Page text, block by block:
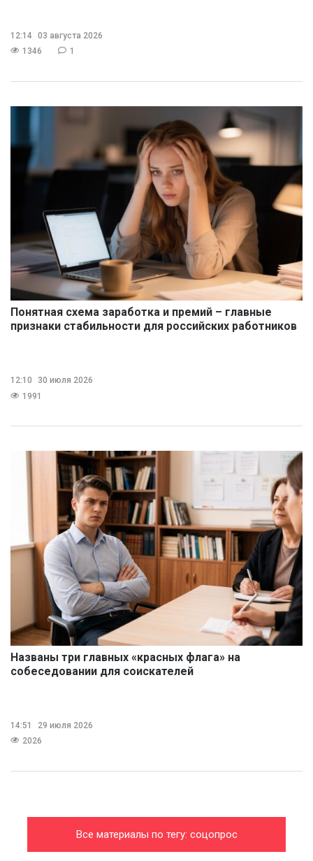
12:14
03 августа 2026
1346
1
Понятная схема заработка и премий – главные
признаки стабильности для российских работников
12:10
30 июля 2026
1991
Названы три главных «красных флага» на
собеседовании для соискателей
14:51
29 июля 2026
2026
Все материалы по тегу: соцопрос